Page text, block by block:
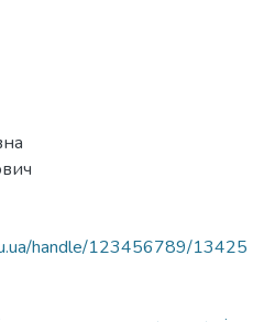
handle/123456789/13425